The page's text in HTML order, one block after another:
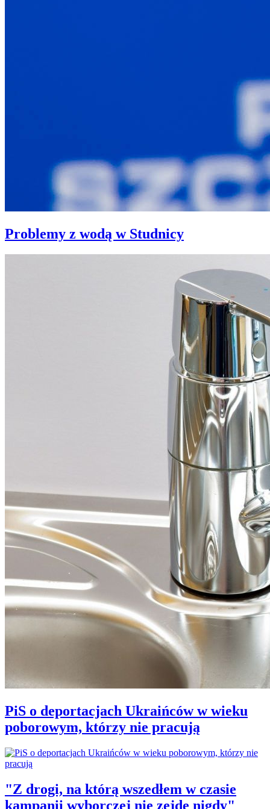
Problemy z wodą w Studnicy
PiS o deportacjach Ukraińców w wieku
poborowym, którzy nie pracują
"Z drogi, na którą wszedłem w czasie
kampanii wyborczej nie zejdę nigdy"